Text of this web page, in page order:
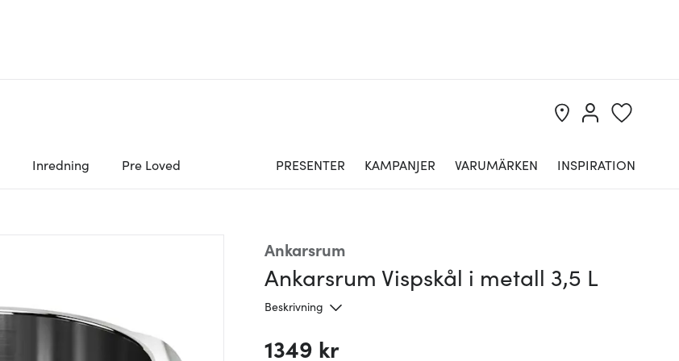
Inredning Pre Loved PRESENTER KAMPANJER VARUMÄRKEN INSPIRATION
Ankarsrum
Ankarsrum Vispskål i metall 3,5 L
Beskrivning
1349 kr